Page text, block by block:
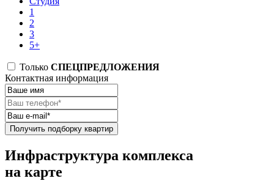
1
2
3
5+
Только СПЕЦПРЕДЛОЖЕНИЯ
Контактная информация
Получить подборку квартир
Инфраструктура комплекса
на карте